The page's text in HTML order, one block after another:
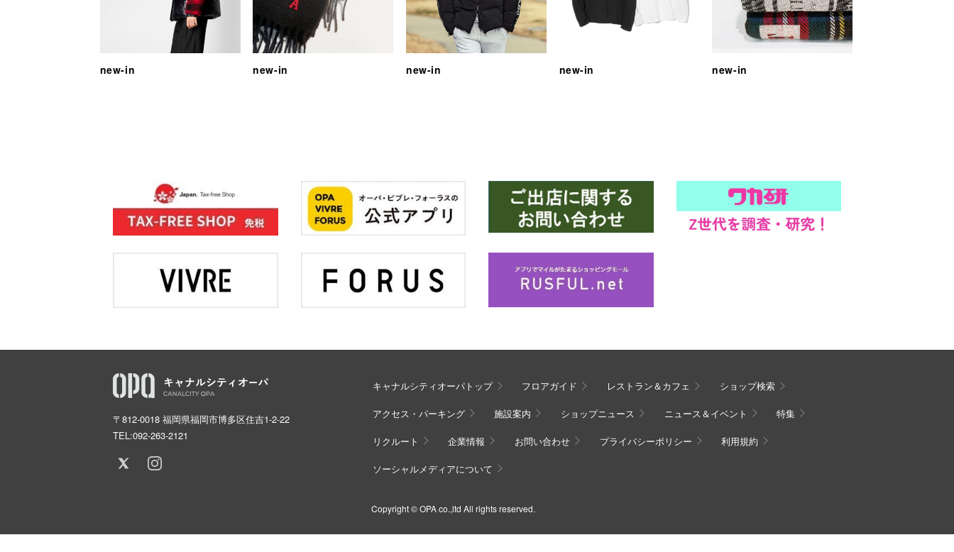
new-in new-in new-in new-in new-in
〒812-0018 福岡県福岡市博多区住吉1-2-22
TEL:092-263-2121
キャナルシティオーパトップ フロアガイド レストラン＆カフェ ショップ検索
アクセス・パーキング 施設案内 ショップニュース ニュース＆イベント 特集
リクルート 企業情報 お問い合わせ プライバシーポリシー 利用規約
ソーシャルメディアについて
Copyright © OPA co.,ltd All rights reserved.